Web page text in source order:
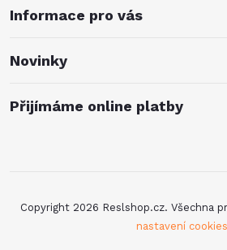
Informace pro vás
Novinky
Přijímáme online platby
Copyright 2026 Reslshop.cz. Všechna
nastavení cookies